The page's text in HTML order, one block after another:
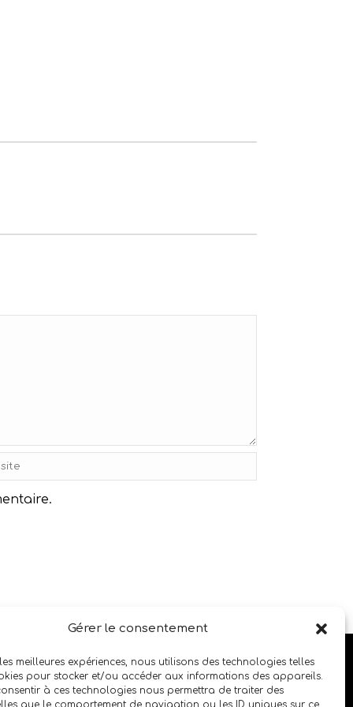
Gérer le consentement
meilleures expériences, nous utilisons des technologies telles
pour stocker et/ou accéder aux informations des appareils.
à ces technologies nous permettra de traiter des
que le comportement de navigation ou les ID uniques sur ce
SUIVEZ LE SALON SUR LES RÉSEAUX SOCIAUX